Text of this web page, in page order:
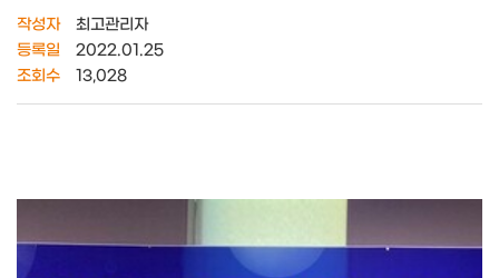
작성자
최고관리자
등록일
2022.01.25
조회수
13,028